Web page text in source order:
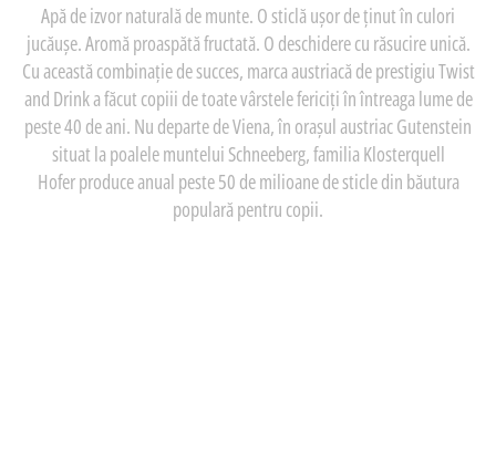
Apă de izvor naturală de munte. O sticlă ușor de ținut în culori
jucăușe. Aromă proaspătă fructată. O deschidere cu răsucire unică.
Cu această combinație de succes, marca austriacă de prestigiu Twist
and Drink a făcut copiii de toate vârstele fericiți în întreaga lume de
peste 40 de ani. Nu departe de Viena, în orașul austriac Gutenstein
situat la poalele muntelui Schneeberg, familia Klosterquell
Hofer produce anual peste 50 de milioane de sticle din băutura
populară pentru copii.